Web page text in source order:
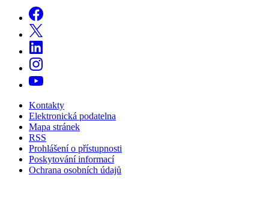
Kontakty
Elektronická podatelna
Mapa stránek
RSS
Prohlášení o přístupnosti
Poskytování informací
Ochrana osobních údajů